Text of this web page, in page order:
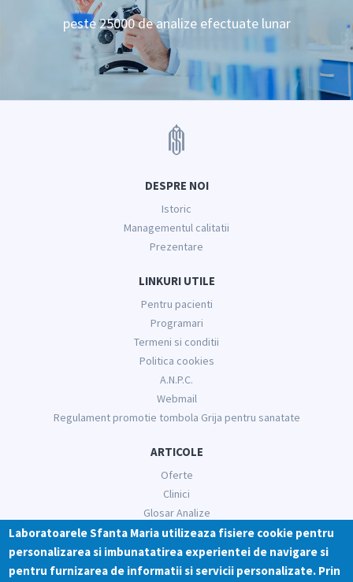
peste 25000 de analize efectuate lunar
DESPRE NOI
Istoric
Managementul calitatii
Prezentare
LINKURI UTILE
Pentru pacienti
Programari
Termeni si conditii
Politica cookies
A.N.P.C.
Webmail
Regulament promotie tombola Grija pentru sanatate
ARTICOLE
Oferte
Clinici
Glosar Analize
Informatii medicale
RETELE SOCIALE
Laboratoarele Sfanta Maria utilizeaza fisiere cookie pentru
personalizarea si imbunatatirea experientei de navigare si
pentru furnizarea de informatii si servicii personalizate. Prin